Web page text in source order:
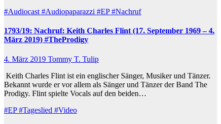
#Audiocast #Audiopaparazzi #EP#Nachruf
1793/19: Nachruf: Keith Charles Flint (17. September 1969 – 4.
März 2019) #TheProdigy
4. März 2019 Tommy T. Tulip
Keith Charles Flint ist ein englischer Sänger, Musiker und Tänzer.
Bekannt wurde er vor allem als Sänger und Tänzer der Band The
Prodigy. Flint spielte Vocals auf den beiden…
#EP#Tageslied #Video